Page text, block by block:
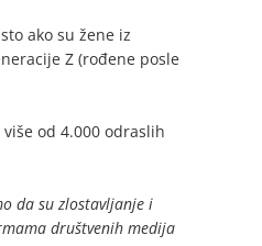
ako su žene iz
Z (rođene posle
od 4.000 odraslih
da su zlostavljanje i
društvenih medija